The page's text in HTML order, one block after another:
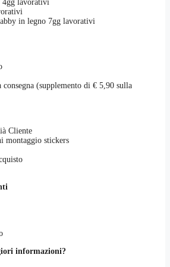
lavorativi
in legno 7gg lavorativi
consegna (supplemento di € 5,90 sulla
Cliente
montaggio stickers
informazioni?